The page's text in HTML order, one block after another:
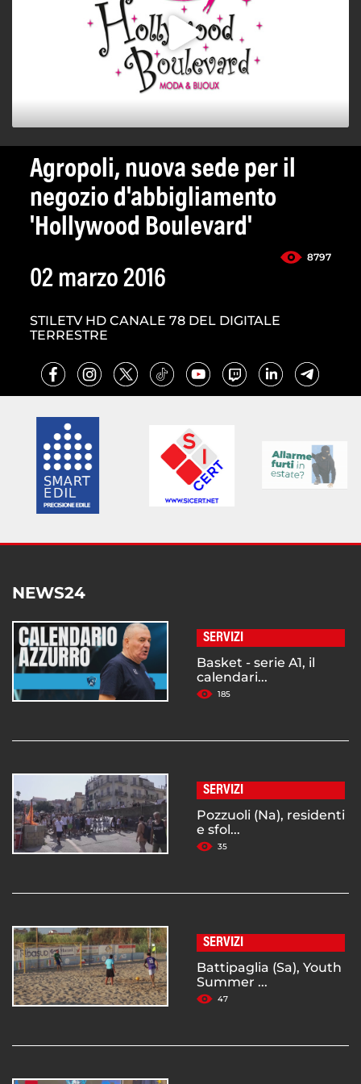
Agropoli, nuova sede per il
negozio d'abbigliamento
'Hollywood Boulevard'
8797
02 marzo 2016
STILETV HD CANALE 78 DEL DIGITALE
TERRESTRE
NEWS24
SERVIZI
Basket - serie A1, il
calendari...
185
SERVIZI
Pozzuoli (Na), residenti
e sfol...
35
SERVIZI
Battipaglia (Sa), Youth
Summer ...
47